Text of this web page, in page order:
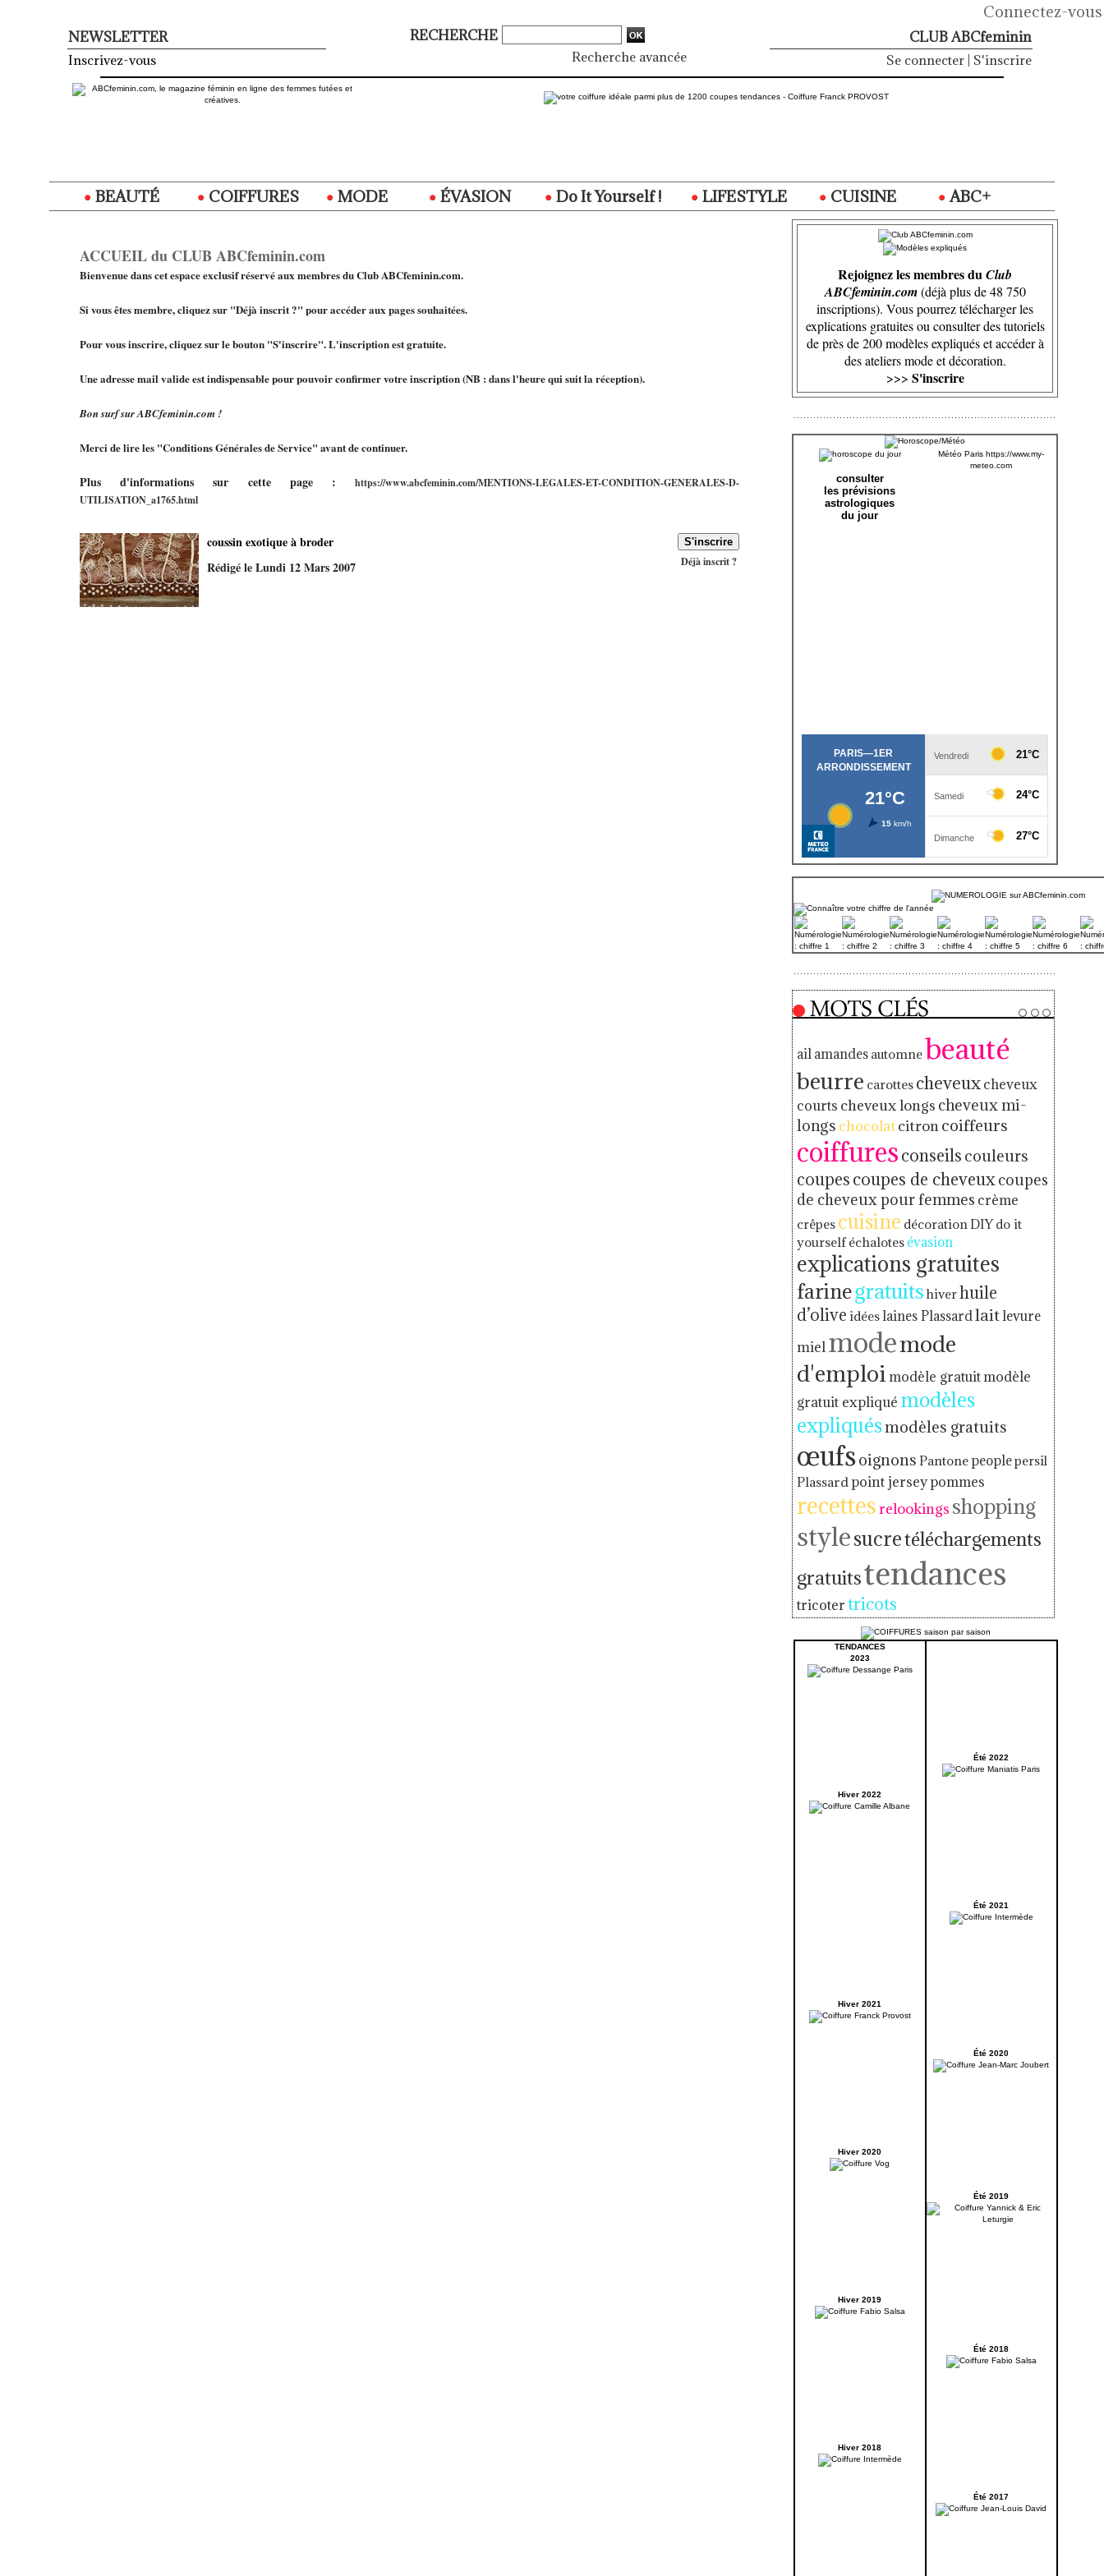
Connectez-vous
NEWSLETTER
Inscrivez-vous
RECHERCHE
Recherche avancée
CLUB ABCfeminin
Se connecter S'inscrire
BEAUTÉ COIFFURES MODE ÉVASION Do It Yourself ! LIFESTYLE CUISINE ABC+
ACCUEIL du CLUB ABCfeminin.com
Bienvenue dans cet espace exclusif réservé aux membres du Club ABCfeminin.com.
Si vous êtes membre, cliquez sur "Déjà inscrit ?" pour accéder aux pages souhaitées.
Pour vous inscrire, cliquez sur le bouton "S'inscrire". L'inscription est gratuite.
Une adresse mail valide est indispensable pour pouvoir confirmer votre inscription (NB : dans l'heure qui suit la réception).
Bon surf sur ABCfeminin.com !
Merci de lire les "Conditions Générales de Service" avant de continuer.
Plus d'informations sur cette page :
https://www.abcfeminin.com/MENTIONS-LEGALES-ET-CONDITION-GENERALES-D-
UTILISATION_a1765.html
Déjà inscrit ?
coussin exotique à broder
Rédigé le Lundi 12 Mars 2007
Rejoignez les membres duClub
ABCfeminin.com(déjà plus de 48 750
inscriptions). Vous pourrez télécharger les
explications gratuites ou consulter des tutoriels
de près de 200 modèles expliqués et accéder à
des ateliers mode et décoration.
>>> S'inscrire
consulter
les prévisions
astrologiques
du jour
Météo Paris https://www.my-
meteo.com
ail amandes automnebeauté
beurre carottes cheveuxcheveux
courts cheveux longs cheveux mi-
longs chocolatcitroncoiffeurs
coiffuresconseils couleurs
coupes coupes de cheveuxcoupes
de cheveux pour femmes crème
crêpes cuisine décorationDIY do it
yourself échalotes évasion
explications gratuites
farinegratuits hiverhuile
d’olive idéeslaines Plassardlaitlevure
mielmodemode
d'emploimodèle gratuitmodèle
gratuit expliqué modèles
expliquésmodèles gratuits
œufsoignons Pantonepeoplepersil
Plassardpoint jerseypommes
recettesrelookings shopping
stylesucretéléchargements
gratuitstendances
tricotertricots
TENDANCES
2023
Hiver 2022
Hiver 2021
Hiver 2020
Hiver 2019
Hiver 2018
Été 2022
Été 2021
Été 2020
Été 2019
Été 2018
Été 2017